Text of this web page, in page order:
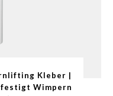
Kleber |
Wimpern